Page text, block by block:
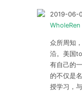
2019-06-
WholeRen
众所周知
沿。美国
有自己的
的不仅是
授学习，